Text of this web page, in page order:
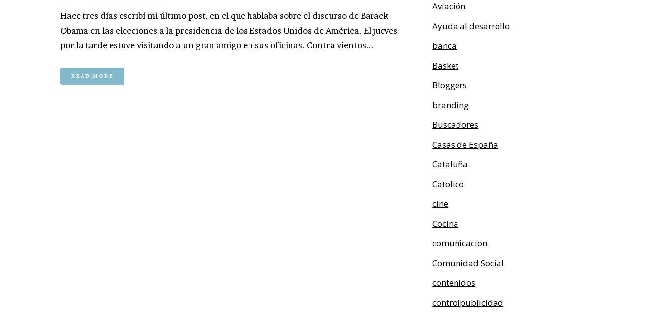
Hace tres días escribí mi último post, en el que hablaba sobre el discurso de Barack
Obama en las elecciones a la presidencia de los Estados Unidos de América. El jueves
por la tarde estuve visitando a un gran amigo en sus oficinas. Contra vientos...
READ MORE
Aviación
Ayuda al desarrollo
banca
Basket
Bloggers
branding
Buscadores
Casas de España
Cataluña
Catolico
cine
Cocina
comunicacion
Comunidad Social
contenidos
controlpublicidad